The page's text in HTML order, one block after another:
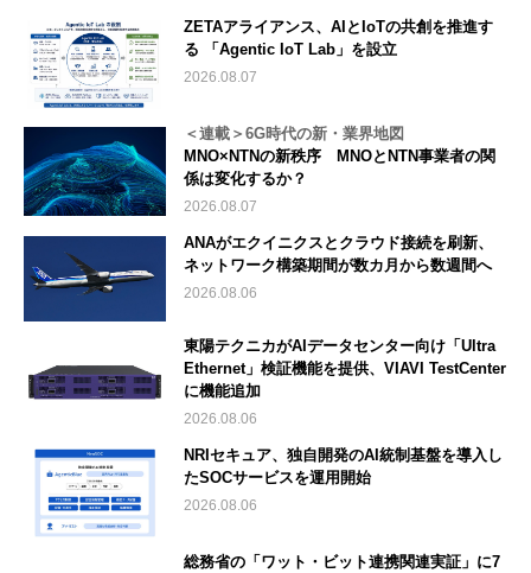
ZETAアライアンス、AIとIoTの共創を推進す
る 「Agentic IoT Lab」を設立
2026.08.07
＜連載＞6G時代の新・業界地図
MNO×NTNの新秩序 MNOとNTN事業者の関
係は変化するか？
2026.08.07
ANAがエクイニクスとクラウド接続を刷新、
ネットワーク構築期間が数カ月から数週間へ
2026.08.06
東陽テクニカがAIデータセンター向け「Ultra
Ethernet」検証機能を提供、VIAVI TestCenter
に機能追加
2026.08.06
NRIセキュア、独自開発のAI統制基盤を導入し
たSOCサービスを運用開始
2026.08.06
総務省の「ワット・ビット連携関連実証」に7